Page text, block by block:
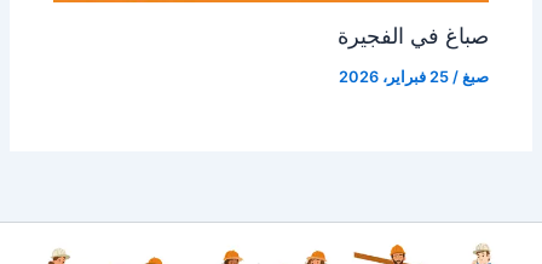
صباغ في الفجيرة
صبغ /25 فبراير، 2026